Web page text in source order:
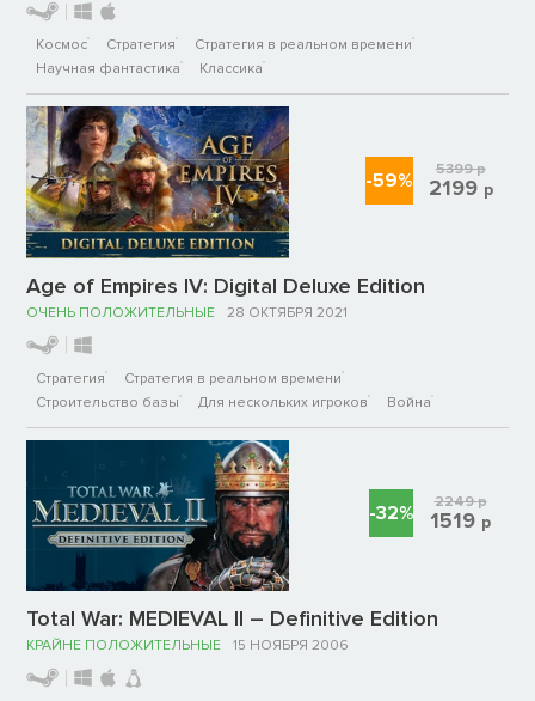
Космос Стратегия
Стратегия в реальном времени
Научная фантастика
Классика
Age of Empires IV: Digital Deluxe Edition
ОЧЕНЬ ПОЛОЖИТЕЛЬНЫЕ 28 ОКТЯБРЯ 2021
Стратегия
Стратегия в реальном времени
Строительство базы
Для нескольких игроков Война
-59% 5399р
2199 р
Total War: MEDIEVAL II – Definitive Edition
КРАЙНЕ ПОЛОЖИТЕЛЬНЫЕ 15 НОЯБРЯ 2006
-32% 2249р
1519 р